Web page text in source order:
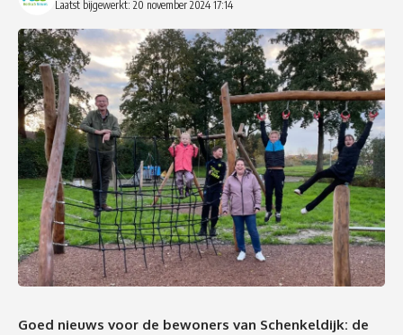
Laatst bijgewerkt: 20 november 2024 17:14
Goed nieuws voor de bewoners van Schenkeldijk: de